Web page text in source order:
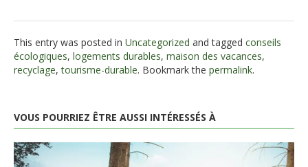
This entry was posted in Uncategorized and tagged conseils
écologiques, logements durables, maison des vacances,
recyclage,tourisme-durable. Bookmark the permalink.
VOUS POURRIEZ ÊTRE AUSSI INTÉRESSÉS À